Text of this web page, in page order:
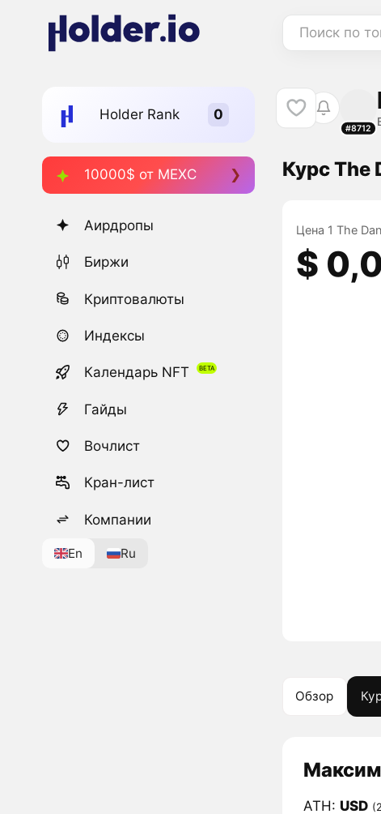
Поиск по
Holder Rank
10000$ от MEXC
Аирдропы
Биржи
Криптовалюты
Индексы
Календарь NFT
Гайды
Вочлист
Кран-лист
Компании
En Ru
#8712
Курс The
Цена 1 The
$
Обзор
ATH: USD